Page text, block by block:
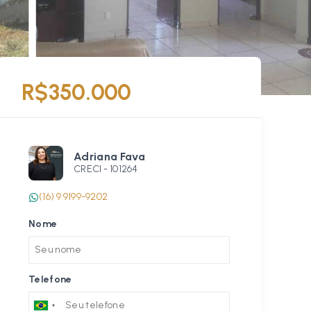
R$350.000
Adriana Fava
CRECI - 101264
(16) 9 9199-9202
Nome
Telefone